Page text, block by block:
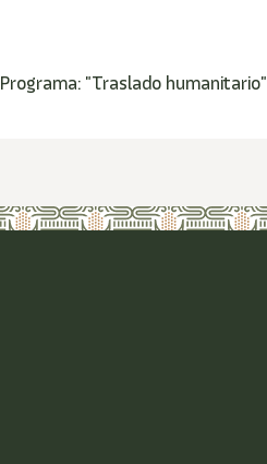
Programa: "Traslado humanitario"